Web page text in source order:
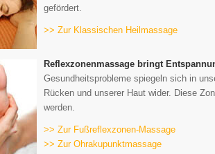
gefördert.
>> Zur Klassischen Heilmassage
Reflexzonenmassage bringt
Gesundheitsprobleme spiegeln sich in
Rücken und unserer Haut wider. Diese
werden.
>> Zur Fußreflexzonen-Massage
>> Zur Ohrakupunktmassage